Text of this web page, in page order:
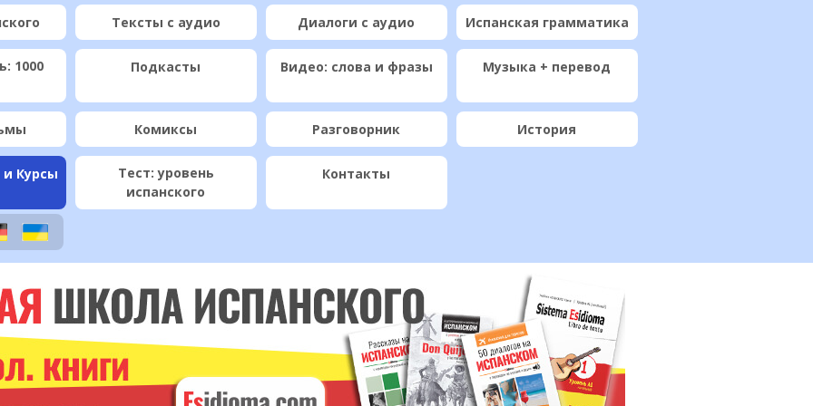
Тексты с аудио Диалоги с аудио Испанская грамматика
1000
Подкасты Видео: слова и фразы Музыка + перевод
Комиксы Разговорник История
и Курсы
Тест: уровень
испанского
Контакты